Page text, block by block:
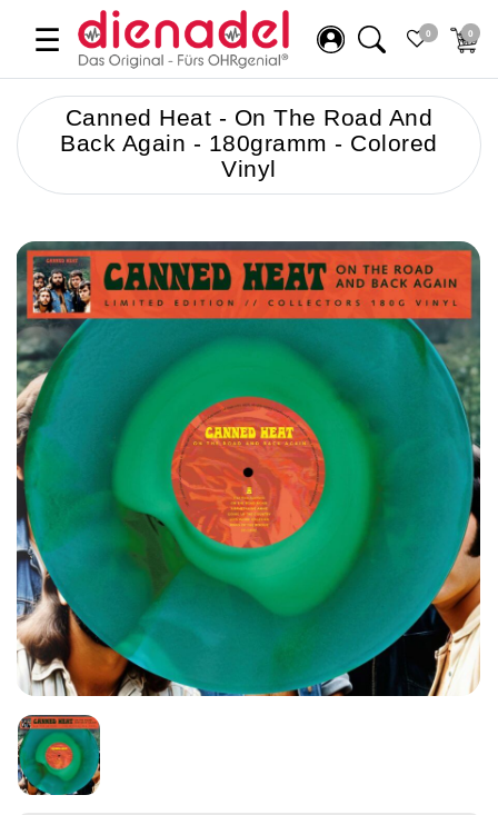
☰ 0 0
Canned Heat - On The Road And
Back Again - 180gramm - Colored
Vinyl